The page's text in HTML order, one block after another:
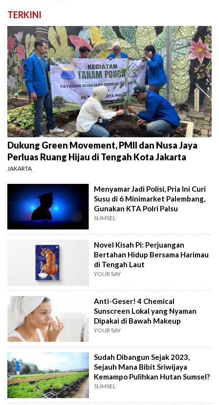
TERKINI
Dukung Green Movement, PMII dan Nusa Jaya
Perluas Ruang Hijau di Tengah Kota Jakarta
JAKARTA
Menyamar Jadi Polisi, Pria Ini Curi
Susu di 6 Minimarket Palembang,
Gunakan KTA Polri Palsu
SUMSEL
Novel Kisah Pi: Perjuangan
Bertahan Hidup Bersama Harimau
di Tengah Laut
YOUR SAY
Anti-Geser! 4 Chemical
Sunscreen Lokal yang Nyaman
Dipakai di Bawah Makeup
YOUR SAY
Sudah Dibangun Sejak 2023,
Sejauh Mana Bibit Sriwijaya
Kemampo Pulihkan Hutan Sumsel?
SUMSEL